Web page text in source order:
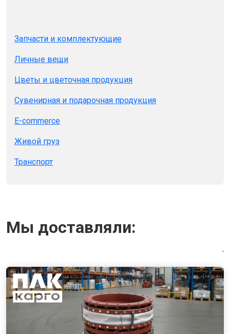
Запчасти и комплектующие
Личные вещи
Цветы и цветочная продукция
Сувенирная и подарочная продукция
E-commerce
Живой груз
Транспорт
Мы доставляли:
.